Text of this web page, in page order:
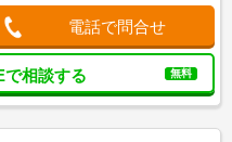
電話で問合せ
で相談する 無料